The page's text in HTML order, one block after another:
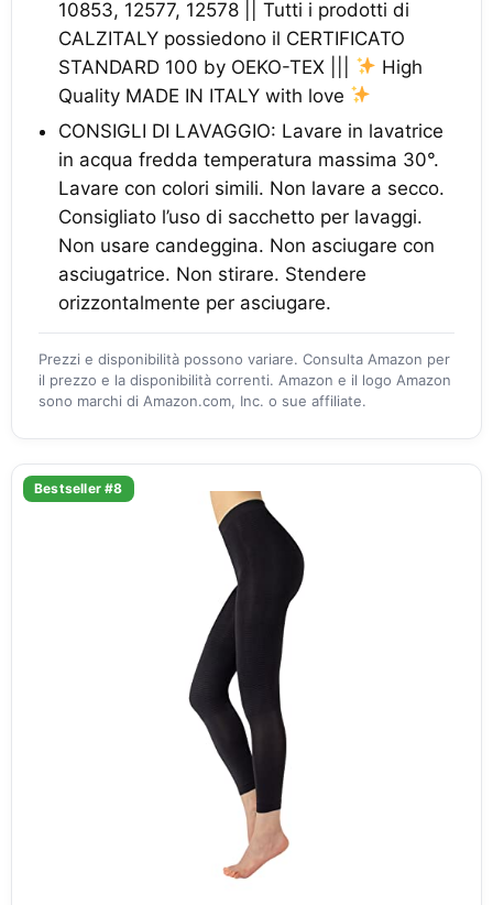
10853, 12577, 12578 || Tutti i prodotti di
CALZITALY possiedono il CERTIFICATO
STANDARD 100 by OEKO-TEX |||
High
Quality MADE IN ITALY with love
CONSIGLI DI LAVAGGIO: Lavare in lavatrice
in acqua fredda temperatura massima 30°.
Lavare con colori simili. Non lavare a secco.
Consigliato l’uso di sacchetto per lavaggi.
Non usare candeggina. Non asciugare con
asciugatrice. Non stirare. Stendere
orizzontalmente per asciugare.
Prezzi e disponibilità possono variare. Consulta Amazon per
il prezzo e la disponibilità correnti. Amazon e il logo Amazon
sono marchi di Amazon.com, Inc. o sue affiliate.
Bestseller #8